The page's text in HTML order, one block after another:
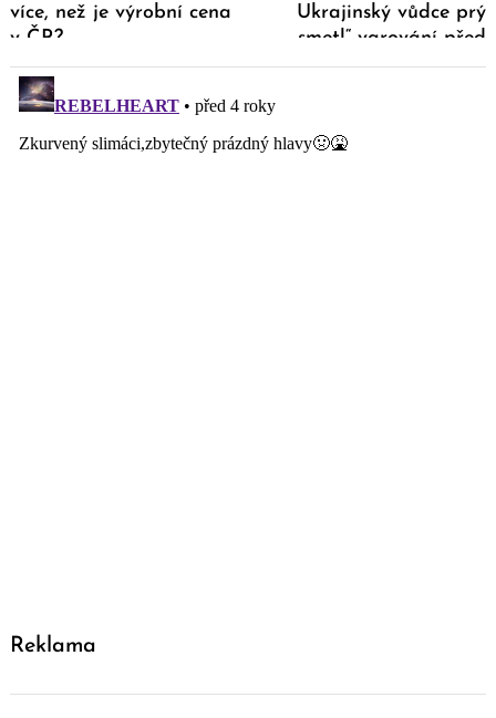
více, než je výrobní cena
v ČR?
Ukrajinský vůdce prý
„smetl“ varování před
invazí
Reklama